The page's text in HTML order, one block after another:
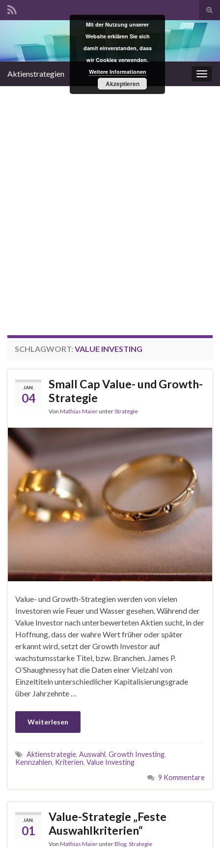
Search for:
Aktienstrategien
SCHLAGWORT: VALUE INVESTING
JAN.
04
Small Cap Value- und Growth-
Strategie
Von Mathias MaierunterStrategie
Value- und Growth-Strategien werden von vielen
Investoren wie Feuer und Wasser gesehen. Während der
Value Investor nach unterbewerteten Aktien sucht, in der
Hoffnung, dass der wahre Wert früher oder später
erkannt wird, setzt der Growth Investor auf
wachstumsstarke Titel, bzw. Branchen. James P.
O’Shaughnessy hat die Daten einer Vielzahl von
Einzeltiteln unterschiedlicher Kapitalisierungsgrade
über Jahrzehnte …
Weiterlesen
Aktienstrategie, Auswahl, Growth Investing,
Kennzahlen, Kriterien, Value Investing
9 Kommentare
JAN.
01
Value-Strategie „Feste
Auswahlkriterien“
Von Mathias MaierunterBlog, Strategie
Mit der Nutzung unserer
Website erklären Sie sich
damit einverstanden, dass
wir Cookies verwenden.
Weitere Informationen
Akzeptieren